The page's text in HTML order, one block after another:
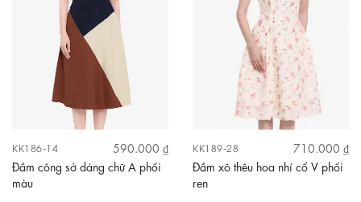
KK186-14
590.000 ₫
Đầm công sở dáng chữ A phối
màu
KK189-28
710.000 ₫
Đầm xô thêu hoa nhí cổ V phối
ren